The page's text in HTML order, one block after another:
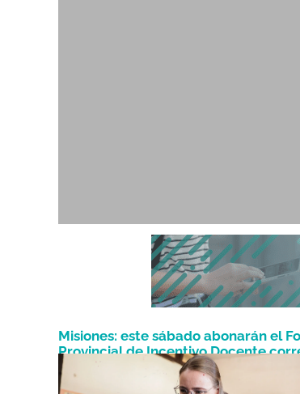
Misiones: este sábado abonarán el
Provincial de Incentivo Docente
a mayo
Junio 20, 2026